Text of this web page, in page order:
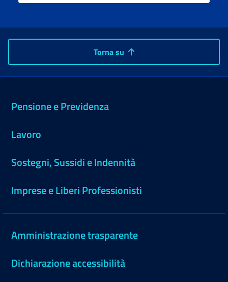
Torna su
Pensione e Previdenza
Lavoro
Sostegni, Sussidi e Indennità
Imprese e Liberi Professionisti
Amministrazione trasparente
Dichiarazione accessibilità